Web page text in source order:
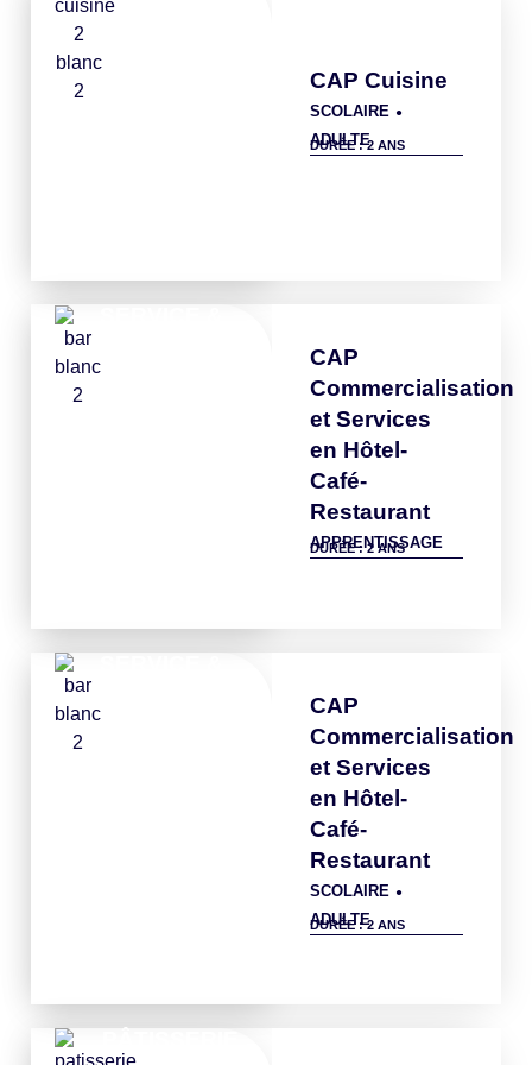
CAP Cuisine
SCOLAIRE ●
ADULTE
DURÉE : 2 ANS
CAP
Commercialisation
et Services
en Hôtel-
Café-
Restaurant
APPRENTISSAGE
DURÉE : 2 ANS
CAP
Commercialisation
et Services
en Hôtel-
Café-
Restaurant
SCOLAIRE ●
ADULTE
DURÉE : 2 ANS